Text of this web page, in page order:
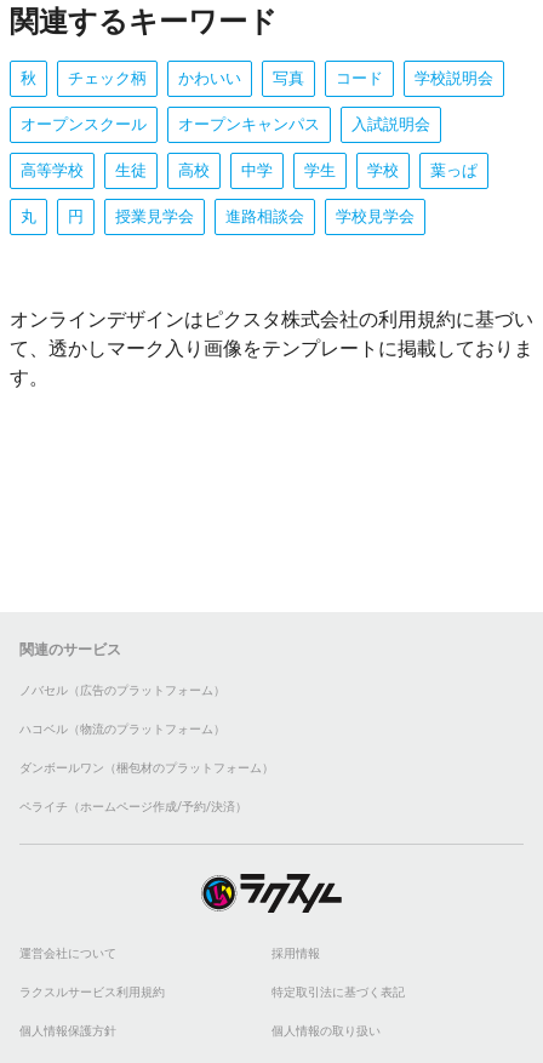
関連するキーワード
秋 チェック柄 かわいい 写真 コード 学校説明会
オープンスクール オープンキャンパス 入試説明会
高等学校 生徒 高校 中学 学生 学校 葉っぱ
丸 円 授業見学会 進路相談会 学校見学会
オンラインデザインはピクスタ株式会社の利用規約に基づい
て、透かしマーク入り画像をテンプレートに掲載しておりま
す。
関連のサービス
ノバセル（広告のプラットフォーム）
ハコベル（物流のプラットフォーム）
ダンボールワン（梱包材のプラットフォーム）
ペライチ（ホームページ作成/予約/決済）
運営会社について 採用情報
ラクスルサービス利用規約 特定取引法に基づく表記
個人情報保護方針 個人情報の取り扱い